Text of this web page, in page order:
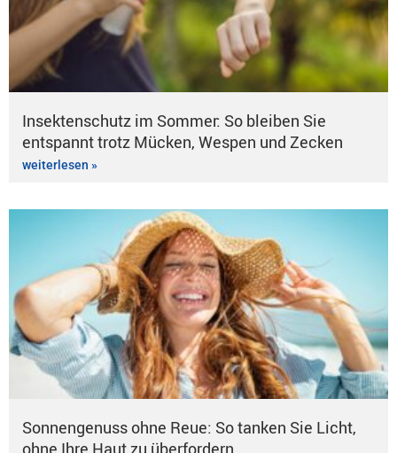
Insektenschutz im Sommer: So bleiben Sie
entspannt trotz Mücken, Wespen und Zecken
weiterlesen »
Sonnengenuss ohne Reue: So tanken Sie Licht,
ohne Ihre Haut zu überfordern